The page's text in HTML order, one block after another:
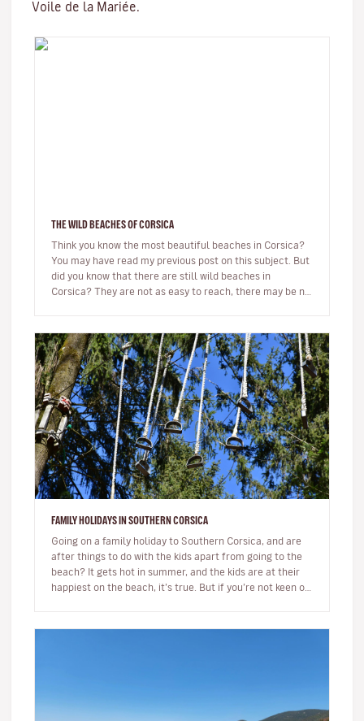
Voile de la Mariée.
THE WILD BEACHES OF CORSICA
Think you know the most beautiful beaches in Corsica?
You may have read my previous post on this subject. But
did you know that there are still wild beaches in
Corsica? They are not as easy to reach, there may be no
FAMILY HOLIDAYS IN SOUTHERN CORSICA
Going on a family holiday to Southern Corsica, and are
after things to do with the kids apart from going to the
beach? It gets hot in summer, and the kids are at their
happiest on the beach, it’s true. But if you’re not keen on